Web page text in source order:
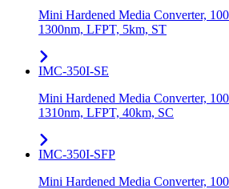
Mini Hardened Media Converter,
1300nm, LFPT, 5km, ST
IMC-350I-SE
Mini Hardened Media Converter,
1310nm, LFPT, 40km, SC
IMC-350I-SFP
Mini Hardened Media Converter,